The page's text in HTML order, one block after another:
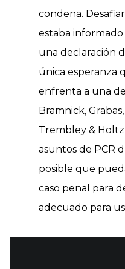
condena.
estaba informado
una declaración
única esperanza
enfrenta a una
Bramnick,
Trembley &
asuntos de PCR
posible que
caso penal para
adecuado para